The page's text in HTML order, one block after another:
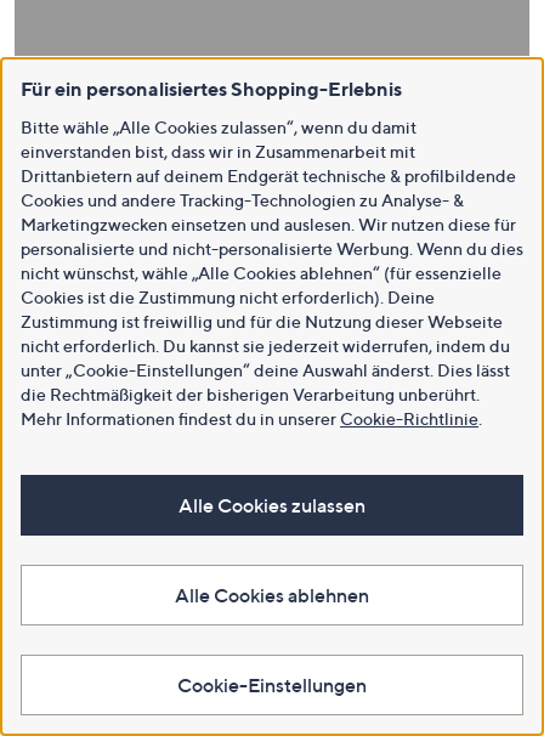
Für ein personalisiertes Shopping-Erlebnis
Bitte wähle „Alle Cookies zulassen“, wenn du damit
einverstanden bist, dass wir in Zusammenarbeit mit
Drittanbietern auf deinem Endgerät technische & profilbildende
Cookies und andere Tracking-Technologien zu Analyse- &
Marketingzwecken einsetzen und auslesen. Wir nutzen diese für
personalisierte und nicht-personalisierte Werbung. Wenn du dies
nicht wünschst, wähle „Alle Cookies ablehnen“ (für essenzielle
Cookies ist die Zustimmung nicht erforderlich). Deine
Zustimmung ist freiwillig und für die Nutzung dieser Webseite
nicht erforderlich. Du kannst sie jederzeit widerrufen, indem du
unter „Cookie-Einstellungen“ deine Auswahl änderst. Dies lässt
die Rechtmäßigkeit der bisherigen Verarbeitung unberührt.
Mehr Informationen findest du in unsererCookie-Richtlinie
Alle Cookies zulassen
Alle Cookies ablehnen
Cookie-Einstellungen